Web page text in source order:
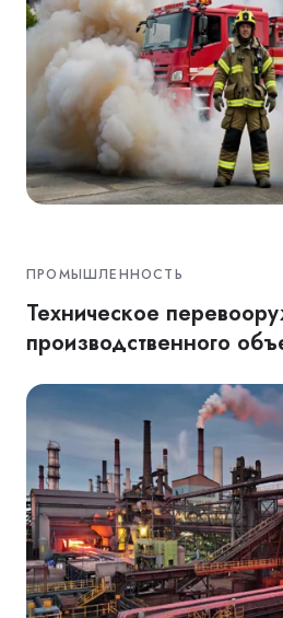
ПРОМЫШЛЕННОСТЬ
Техническое
производственного